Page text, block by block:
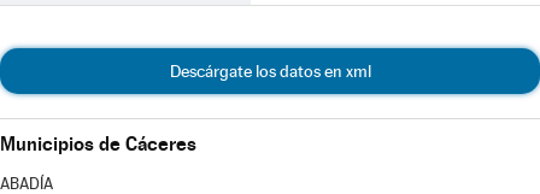
Descárgate los datos en xml
Municipios de Cáceres
ABADÍA